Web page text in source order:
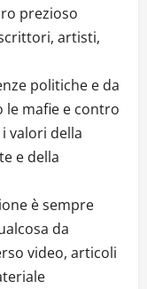
prezioso
artisti,
politiche e da
le mafie e contro
valori della
e della
è sempre
da
video, articoli